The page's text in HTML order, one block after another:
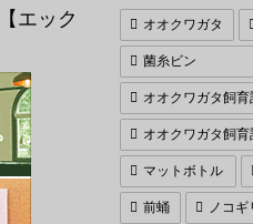
エック
オオクワガタ
菌糸ビン
オオクワガタ飼
オオクワガタ飼
マットボトル
前蛹 ノコ